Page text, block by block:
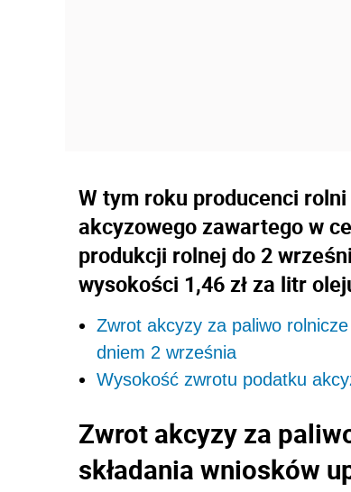
W tym roku producenci
akcyzowego zawartego w
produkcji rolnej do 2
wysokości 1,46 zł za litr
Zwrot akcyzy za paliwo
dniem 2 września
Wysokość zwrotu podatku
Zwrot akcyzy za
składania wniosków